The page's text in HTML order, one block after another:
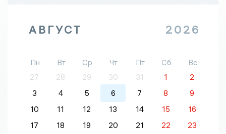
АВГУСТ 2026
Пн Вт Ср Чт Пт Сб
Вс
27
28 29 30 31 1
2
3
4 5 6 7 8
9
10
11 12 13 14 15
16
17
18 19 20 21 22 23